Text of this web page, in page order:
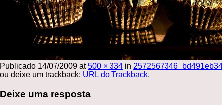
Publicado 14/07/2009 at500 × 334 in
ou deixe um trackback: URL do Trackback.
Deixe uma resposta